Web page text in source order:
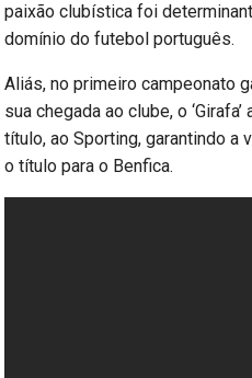
paixão clubística foi
domínio do futebol português.
Aliás, no primeiro campeonato
sua chegada ao clube, o
título, ao Sporting, garantindo a
o título para o Benfica.